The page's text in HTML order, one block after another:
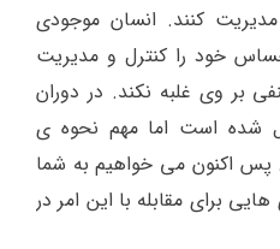
کنند. انسان موجودی
خود را کنترل و مدیریت
بر وی غلبه نکند. در دوران
شده است اما مهم نحوه ی
پس اکنون می خواهیم به شما
برای مقابله با این امر در